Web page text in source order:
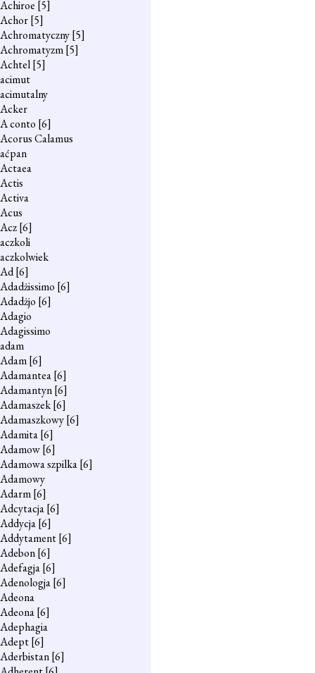
Achiroe [5]
Achor[5]
Achromatyczny[5]
Achromatyzm[5]
Achtel[5]
acimut
acimutalny
Acker
A conto [6]
Acorus Calamus
aćpan
Actaea
Actis
Activa
Acus
Acz[6]
aczkoli
aczkolwiek
Ad[6]
Adadżissimo [6]
Adadżjo [6]
Adagio
Adagissimo
adam
Adam[6]
Adamantea[6]
Adamantyn[6]
Adamaszek[6]
Adamaszkowy[6]
Adamita[6]
Adamow[6]
Adamowa szpilka[6]
Adamowy
Adarm[6]
Adcytacja[6]
Addycja[6]
Addytament[6]
Adebon[6]
Adefagja[6]
Adenologja[6]
Adeona
Adeona[6]
Adephagia
Adept[6]
Aderbistan[6]